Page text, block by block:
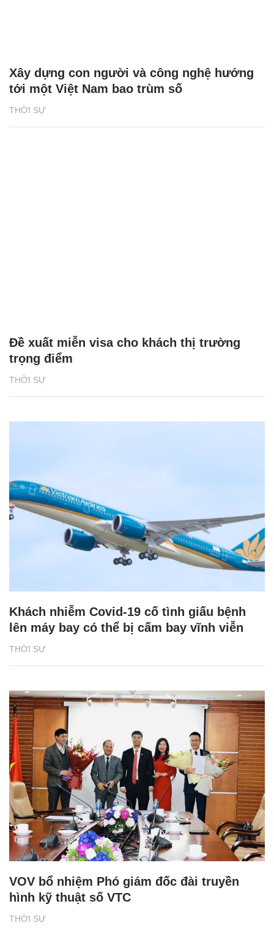
THỜI SỰ
Xây dựng con người và công nghệ hướng
tới một Việt Nam bao trùm số
THỜI SỰ
Đề xuất miễn visa cho khách thị trường
trọng điểm
THỜI SỰ
Khách nhiễm Covid-19 cố tình giấu bệnh
lên máy bay có thể bị cấm bay vĩnh viễn
THỜI SỰ
VOV bổ nhiệm Phó giám đốc đài truyền
hình kỹ thuật số VTC